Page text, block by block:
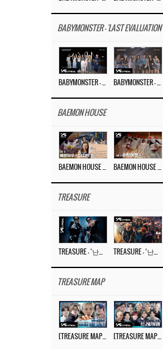
BABYMONSTER - 'LAST EVALUATION'
BAEMON HOUSE
TREASURE
TREASURE MAP